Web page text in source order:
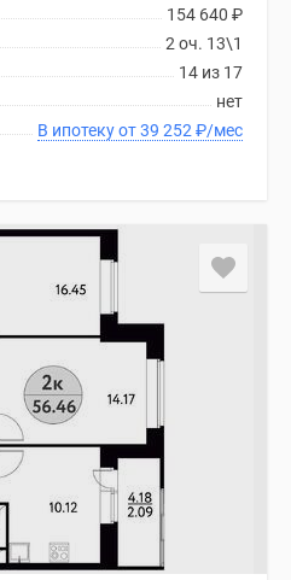
154 640 ₽
2 оч. 13\1
14 из 17
нет
В ипотеку от 39 252 ₽/мес